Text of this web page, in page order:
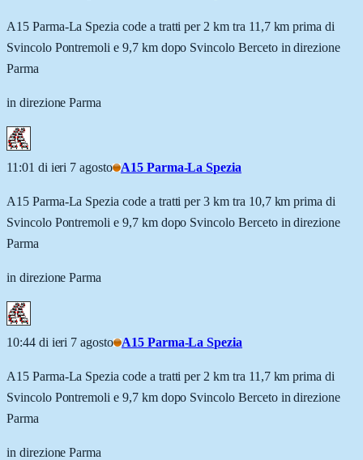
A15 Parma-La Spezia code a tratti per 2 km tra 11,7 km prima di
Svincolo Pontremoli e 9,7 km dopo Svincolo Berceto in direzione
Parma
in direzione Parma
11:01 di ieri 7 agosto A15 Parma-La Spezia
A15 Parma-La Spezia code a tratti per 3 km tra 10,7 km prima di
Svincolo Pontremoli e 9,7 km dopo Svincolo Berceto in direzione
Parma
in direzione Parma
10:44 di ieri 7 agosto A15 Parma-La Spezia
A15 Parma-La Spezia code a tratti per 2 km tra 11,7 km prima di
Svincolo Pontremoli e 9,7 km dopo Svincolo Berceto in direzione
Parma
in direzione Parma